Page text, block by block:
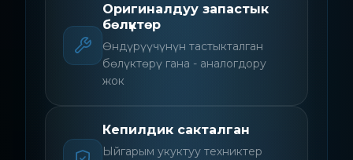
Оригиналдуу запастык
бөлүктөр
Өндүрүүчүнүн тастыкталган
бөлүктөрү гана - аналогдору
жок
Кепилдик сакталган
Ыйгарым укуктуу техниктер